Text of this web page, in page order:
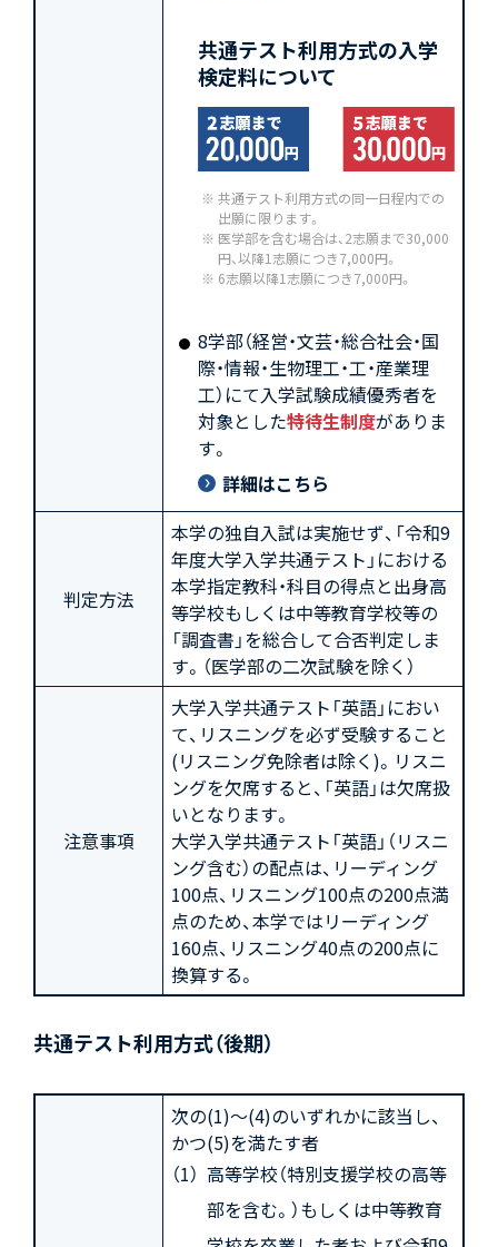
共通テスト利用方式の入学
検定料について
共通テスト利用方式の同一日程内での
出願に限ります。
医学部を含む場合は、2志願まで30,000
円、以降1志願につき7,000円。
6志願以降1志願につき7,000円。
8学部（経営・文芸・総合社会・国
際・情報・生物理工・工・産業理
工）にて入学試験成績優秀者を
対象とした特待生制度がありま
す。
詳細はこちら
判定方法
本学の独自入試は実施せず、「令和9
年度大学入学共通テスト」における
本学指定教科・科目の得点と出身高
等学校もしくは中等教育学校等の
「調査書」を総合して合否判定しま
す。（医学部の二次試験を除く）
注意事項
大学入学共通テスト「英語」におい
て、リスニングを必ず受験すること
(リスニング免除者は除く)。リスニ
ングを欠席すると、「英語」は欠席扱
いとなります。
大学入学共通テスト「英語」（リスニ
ング含む）の配点は、リーディング
100点、リスニング100点の200点満
点のため、本学ではリーディング
160点、リスニング40点の200点に
換算する。
共通テスト利用方式（後期）
次の(1)～(4)のいずれかに該当し、
かつ(5)を満たす者
高等学校（特別支援学校の高等
部を含む。）もしくは中等教育